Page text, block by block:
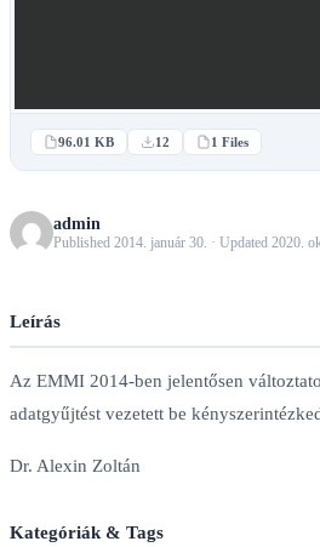
96.01 KB 12 1 Files
admin
Published 2014. január 30. · Updated 2020.
Leírás
Az EMMI 2014-ben jelentősen
adatgyűjtést vezetett be
Dr. Alexin Zoltán
Kategóriák & Tags